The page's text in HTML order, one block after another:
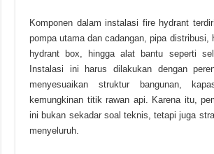
Komponen dalam instalasi fire hydrant
pompa utama dan cadangan, pipa distribusi,
hydrant box, hingga alat bantu seperti
Instalasi ini harus dilakukan dengan
menyesuaikan struktur bangunan,
kemungkinan titik rawan api. Karena itu,
ini bukan sekadar soal teknis, tetapi juga
menyeluruh.